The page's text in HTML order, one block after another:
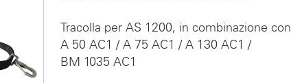
Tracolla per AS 1200, in combinazione con
A 50 AC1 / A 75 AC1 / A 130 AC1 /
BM 1035 AC1